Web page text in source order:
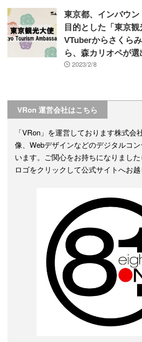
東京都、インバウ
目的とした「東京観
VTuberからさくら
ら、森カリオペが選
2023/2/8
VRon 運営会社はこちら
「VRon」を運営しております株式会
像、Webデザインなどのデジタルコ
います。ご関心をお持ちになりまし
ロゴをクリックして公式サイトへお越